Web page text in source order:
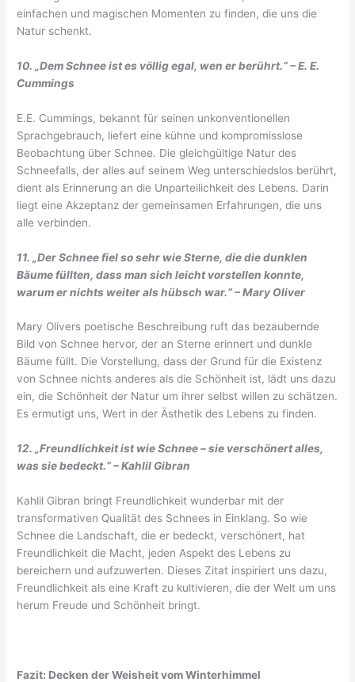
einfachen und magischen Momenten zu finden, die uns die
Natur schenkt.
10. „Dem Schnee ist es völlig egal, wen er berührt.“ – E. E.
Cummings
E.E. Cummings, bekannt für seinen unkonventionellen
Sprachgebrauch, liefert eine kühne und kompromisslose
Beobachtung über Schnee. Die gleichgültige Natur des
Schneefalls, der alles auf seinem Weg unterschiedslos berührt,
dient als Erinnerung an die Unparteilichkeit des Lebens. Darin
liegt eine Akzeptanz der gemeinsamen Erfahrungen, die uns
alle verbinden.
11. „Der Schnee fiel so sehr wie Sterne, die die dunklen
Bäume füllten, dass man sich leicht vorstellen konnte,
warum er nichts weiter als hübsch war.“ – Mary Oliver
Mary Olivers poetische Beschreibung ruft das bezaubernde
Bild von Schnee hervor, der an Sterne erinnert und dunkle
Bäume füllt. Die Vorstellung, dass der Grund für die Existenz
von Schnee nichts anderes als die Schönheit ist, lädt uns dazu
ein, die Schönheit der Natur um ihrer selbst willen zu schätzen.
Es ermutigt uns, Wert in der Ästhetik des Lebens zu finden.
12. „Freundlichkeit ist wie Schnee – sie verschönert alles,
was sie bedeckt.“ – Kahlil Gibran
Kahlil Gibran bringt Freundlichkeit wunderbar mit der
transformativen Qualität des Schnees in Einklang. So wie
Schnee die Landschaft, die er bedeckt, verschönert, hat
Freundlichkeit die Macht, jeden Aspekt des Lebens zu
bereichern und aufzuwerten. Dieses Zitat inspiriert uns dazu,
Freundlichkeit als eine Kraft zu kultivieren, die der Welt um uns
herum Freude und Schönheit bringt.
Fazit: Decken der Weisheit vom Winterhimmel